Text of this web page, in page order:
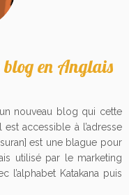
blog en Anglais
nouveau blog qui cette
accessible à l’adresse
est une blague pour
utilisé par le marketing
l’alphabet Katakana puis